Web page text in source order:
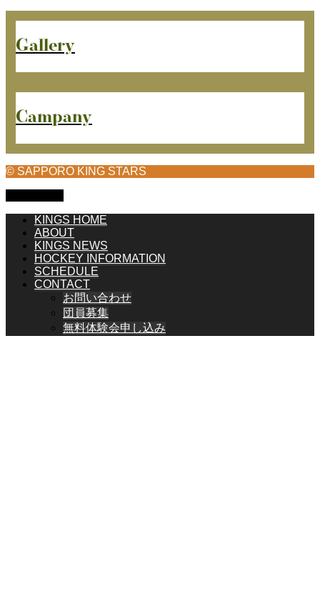
Gallery
Campany
© SAPPORO KING STARS
KINGS HOME
ABOUT
KINGS NEWS
HOCKEY INFORMATION
SCHEDULE
CONTACT
お問い合わせ
団員募集
無料体験会申し込み